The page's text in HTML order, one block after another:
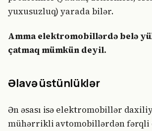
yuxusuzluq) yarada bilər.
Amma elektromobillərdə belə
çatmaq mümkün deyil.
Əlavə üstünlüklər
Ən əsası isə elektromobillər
mühərrikli avtomobillərdən fərqli